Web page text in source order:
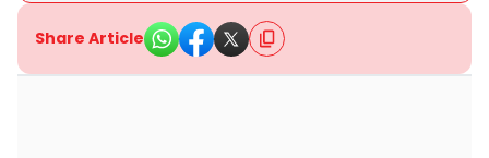
Share Article